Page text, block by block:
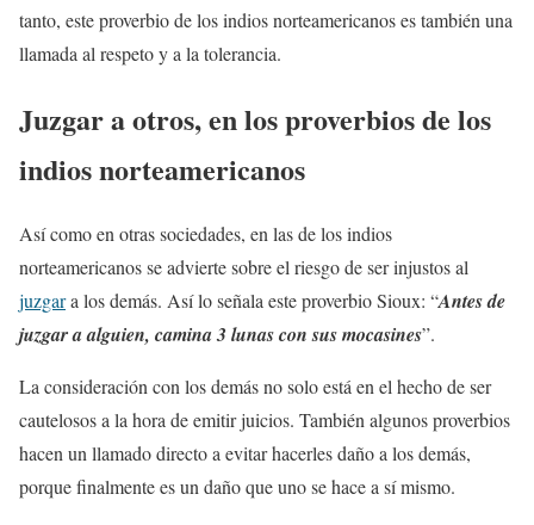
tanto, este proverbio de los indios norteamericanos es también una
llamada al respeto y a la tolerancia.
Juzgar a otros, en los proverbios de los
indios norteamericanos
Así como en otras sociedades, en las de los indios
norteamericanos se advierte sobre el riesgo de ser injustos al
juzgara los demás. Así lo señala este proverbio Sioux: “Antes de
juzgar a alguien, camina 3 lunas con sus mocasines”.
La consideración con los demás no solo está en el hecho de ser
cautelosos a la hora de emitir juicios. También algunos proverbios
hacen un llamado directo a evitar hacerles daño a los demás,
porque finalmente es un daño que uno se hace a sí mismo.